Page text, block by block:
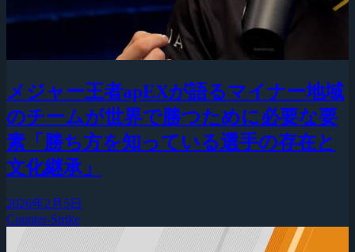
メジャー王者apEXが語るマイナー地域
のチームが世界で勝つために必要な要
素「勝ち方を知っている選手の存在と
文化継承」
2026年2月5日
Counter-Strike